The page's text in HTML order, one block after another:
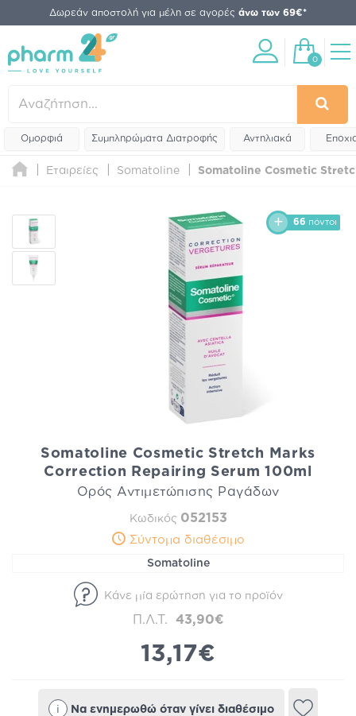
Δωρεάν αποστολή για μέλη σε αγορές άνω των 69€*
0
Ομορφιά Συμπληρώματα Διατροφής Αντηλιακά
Εταιρείες Somatoline Somatoline Cosmetic
66 πόντοι
Somatoline Cosmetic Stretch Marks
Correction Repairing Serum 100ml
Ορός Αντιμετώπισης Ραγάδων
Κωδικός 052153
Σύντομα διαθέσιμο
Somatoline
Κάνε μία ερώτηση για το προϊόν
Π.Λ.Τ. 43,90€
13,17€
i Να ενημερωθώ όταν γίνει διαθέσιμο